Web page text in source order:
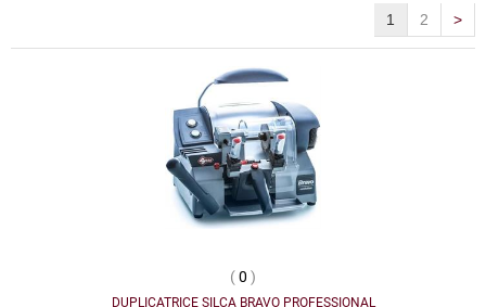
1 2 >
(0 )
DUPLICATRICE SILCA BRAVO PROFESSIONAL